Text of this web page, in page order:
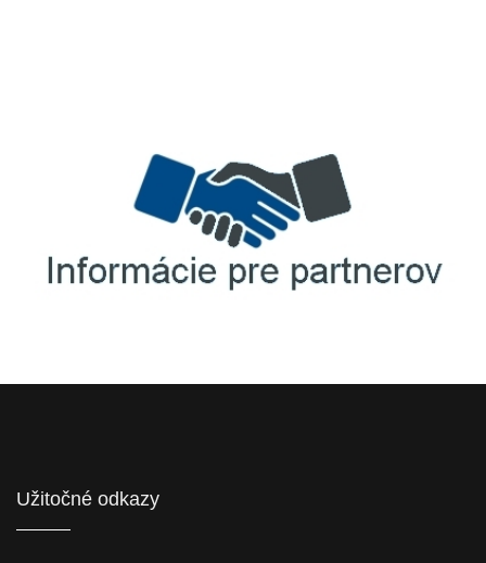
Užitočné odkazy